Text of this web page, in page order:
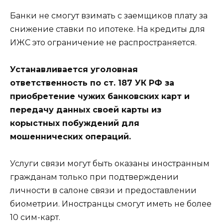
Банки не смогут взимать с заемщиков плату за
снижение ставки по ипотеке. На кредиты для
ИЖС это ограничение не распространяется.
Устанавливается уголовная
ответственность по ст. 187 УК РФ за
приобретение чужих банковских карт и
передачу данных своей карты из
корыстных побуждений для
мошеннических операций.
Услуги связи могут быть оказаны иностранным
гражданам только при подтверждении
личности в салоне связи и предоставлении
биометрии. Иностранцы смогут иметь не более
10 сим-карт.